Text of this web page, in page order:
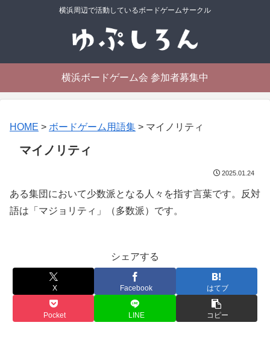
横浜周辺で活動しているボードゲームサークル
横浜ボードゲーム会 参加者募集中
HOME > ボードゲーム用語集 > マイノリティ
マイノリティ
2025.01.24
ある集団において少数派となる人々を指す言葉です。反対
語は「マジョリティ」（多数派）です。
シェアする
X Facebook はてブ
Pocket LINE コピー